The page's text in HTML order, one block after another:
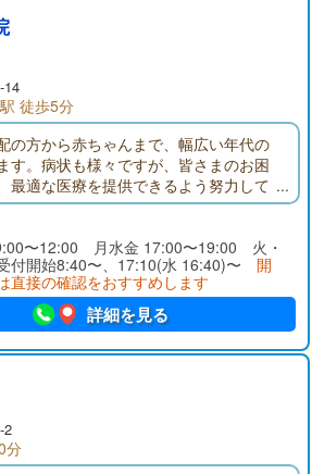
14
徒歩5分
の方から赤ちゃんまで、幅広い年代の
す。病状も様々ですが、皆さまのお困
最適な医療を提供できるよう努力して
を持つ親として、お父さまお母さま方
安心して過ごしていただけるよう、
ています。どんなささいな事でも構い
相談ください。
〜12:00 月水金 17:00〜19:00 火・
付開始8:40〜、17:10(水 16:40)〜 開
直接の確認をおすすめします
詳細を見る
2
分